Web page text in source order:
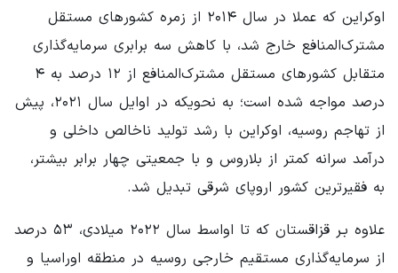
اوکراین که عملا در سال ۲۰۱۴ از زمره کشورهای مستقل
مشترک‌المنافع خارج شد، با کاهش سه برابری سرمایه‌گذاری
متقابل کشورهای مستقل مشترک‌المنافع از ۱۲ درصد به ۴
درصد مواجه شده است؛ به نحویکه در اوایل سال ۲۰۲۱، پیش
از تهاجم روسیه، اوکراین با رشد تولید ناخالص داخلی و
درآمد سرانه کمتر از بلاروس و با جمعیتی چهار برابر بیشتر،
به فقیرترین کشور اروپای شرقی تبدیل شد.
علاوه بـر قزاقستان که تا اواسط سال ۲۰۲۲ میلادی، ۵۳ درصد
از سرمایه‌گذاری مستقیم خارجی روسیه در منطقه اوراسیا و